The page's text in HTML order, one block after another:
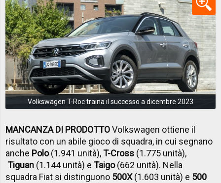
Volkswagen T-Roc traina il successo a dicembre 2023
MANCANZA DI PRODOTTOVolkswagen ottiene il
risultato con un abile gioco di squadra, in cui segnano
anche Polo(1.941 unità),T-Cross (1.775 unità),
Tiguan (1.144 unità) eTaigo(662 unità). Nella
squadra Fiat si distinguono 500X(1.603 unità) e 500